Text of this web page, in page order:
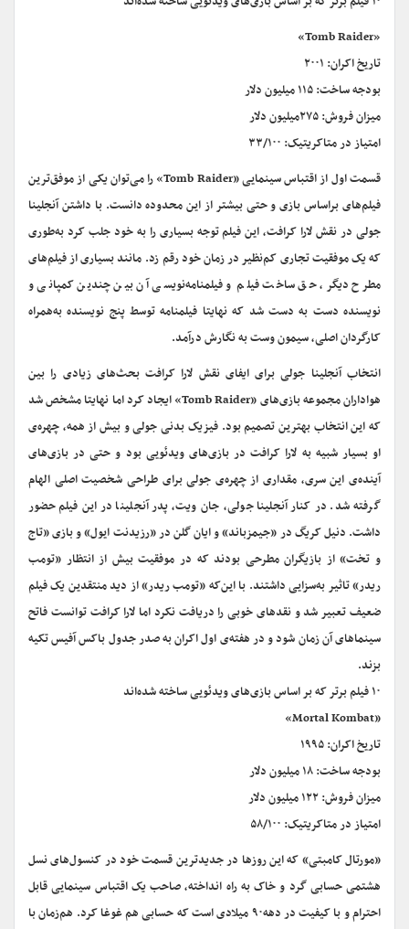
«Tomb Raider»
تاریخ اکران: ۲۰۰۱
بودجه ساخت: ۱۱۵ میلیون دلار
میزان فروش: ۲۷۵میلیون دلار
امتیاز در متاکریتیک: ۳۳/۱۰۰
قسمت اول از اقتباس سینمایی «Tomb Raider» را می‌توان یکی از موفق‌ترین
فیلم‌های براساس بازی و حتی بیشتر از این محدوده دانست. با داشتن آنجلینا
جولی در نقش لارا کرافت، این فیلم توجه بسیاری را به خود جلب کرد به‌طوری
که یک موفقیت تجاری کم‌نظیر در زمان خود رقم زد. مانند بسیاری از فیلم‌های
مطرح دیگر، حق ساخت فیلم و فیلمنامه‌نویسی آن بین چندین کمپانی و
نویسنده دست به دست شد که نهایتا فیلمنامه توسط پنج نویسنده به‌همراه
کارگردان اصلی، سیمون وست به نگارش درآمد.
انتخاب آنجلینا جولی برای ایفای نقش لارا کرافت بحث‌های زیادی را بین
هواداران مجموعه بازی‌های «Tomb Raider» ایجاد کرد اما نهایتا مشخص شد
که این انتخاب بهترین تصمیم بود. فیزیک بدنی جولی و بیش از همه، چهره‌ی
او بسیار شبیه به لارا کرافت در بازی‌های ویدئویی بود و حتی در بازی‌های
آینده‌ی این سری، مقداری از چهره‌ی جولی برای طراحی شخصیت اصلی الهام
گرفته شد. در کنار آنجلینا جولی، جان ویت، پدر آنجلینا در این فیلم حضور
داشت. دنیل کریگ در «جیمزباند» و ایان گلن در «رزیدنت ایول» و بازی «تاج
و تخت» از بازیگران مطرحی بودند که در موفقیت بیش از انتظار «تومب
ریدر» تاثیر به‌سزایی داشتند. با این‌که «تومب ریدر» از دید منتقدین یک فیلم
ضعیف تعبیر شد و نقدهای خوبی را دریافت نکرد اما لارا کرافت توانست فاتح
سینماهای آن زمان شود و در هفته‌ی اول اکران به صدر جدول باکس آفیس تکیه
بزند.
۱۰ فیلم برتر که بر اساس بازی‌های ویدئویی ساخته شده‌اند
«Mortal Kombat»
تاریخ اکران: ۱۹۹۵
بودجه ساخت: ۱۸ میلیون دلار
میزان فروش: ۱۲۲ میلیون دلار
امتیاز در متاکریتیک: ۵۸/۱۰۰
«مورتال کامبتی» که این روزها در جدیدترین قسمت خود در کنسول‌های نسل
هشتمی حسابی گرد و خاک به راه انداخته، صاحب یک اقتباس سینمایی قابل
احترام و با کیفیت در دهه‌۹۰ میلادی است که حسابی هم غوغا کرد. هم‌زمان با